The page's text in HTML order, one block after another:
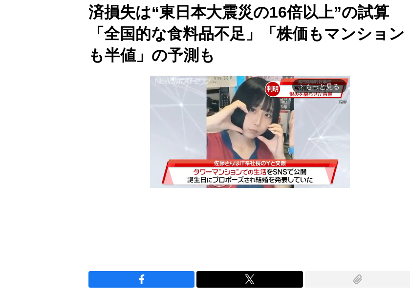
済損失は“東日本大震災の16倍以上”の試算
「全国的な食料品不足」「株価もマンション
も半値」の予測も
arrow_forward_ios もっと見る